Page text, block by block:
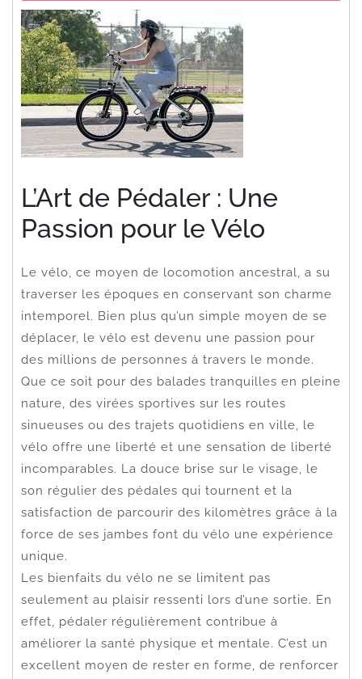
L’Art de Pédaler : Une
Passion pour le Vélo
Le vélo, ce moyen de locomotion ancestral, a su
traverser les époques en conservant son charme
intemporel. Bien plus qu’un simple moyen de se
déplacer, le vélo est devenu une passion pour
des millions de personnes à travers le monde.
Que ce soit pour des balades tranquilles en pleine
nature, des virées sportives sur les routes
sinueuses ou des trajets quotidiens en ville, le
vélo offre une liberté et une sensation de liberté
incomparables. La douce brise sur le visage, le
son régulier des pédales qui tournent et la
satisfaction de parcourir des kilomètres grâce à la
force de ses jambes font du vélo une expérience
unique.
Les bienfaits du vélo ne se limitent pas
seulement au plaisir ressenti lors d’une sortie. En
effet, pédaler régulièrement contribue à
améliorer la santé physique et mentale. C’est un
excellent moyen de rester en forme, de renforcer